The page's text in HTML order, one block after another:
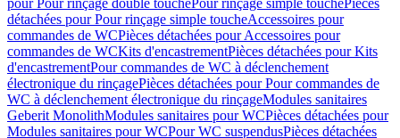
pour Pour rinçage double touchePour rinçage simple touchePièces
détachées pour Pour rinçage simple toucheAccessoires pour
commandes de WCPièces détachées pour Accessoires pour
commandes de WCKits d'encastrementPièces détachées pour Kits
d'encastrementPour commandes de WC à déclenchement
électronique du rinçagePièces détachées pour Pour commandes de
WC à déclenchement électronique du rinçageModules sanitaires
Geberit MonolithModules sanitaires pour WCPièces détachées pour
Modules sanitaires pour WCPour WC suspendusPièces détachées